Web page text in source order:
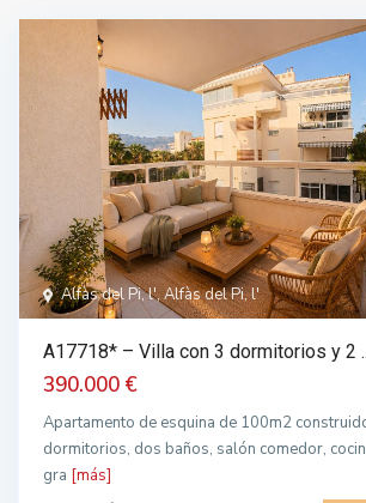
Alfàs del Pi, l', Alfàs del Pi, l'
A17718* – Villa con 3 dormitorios y 2
390.000 €
Apartamento de esquina de 100m2
dormitorios, dos baños, salón comedor,
gra [más]